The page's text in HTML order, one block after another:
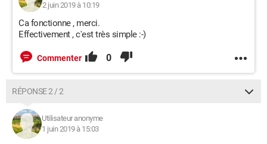
2 juin 2019 à 10:19
Ca fonctionne , merci.
Effectivement , c'est très simple :-)
Commenter 0
RÉPONSE 2 / 2
Utilisateur anonyme
1 juin 2019 à 15:03